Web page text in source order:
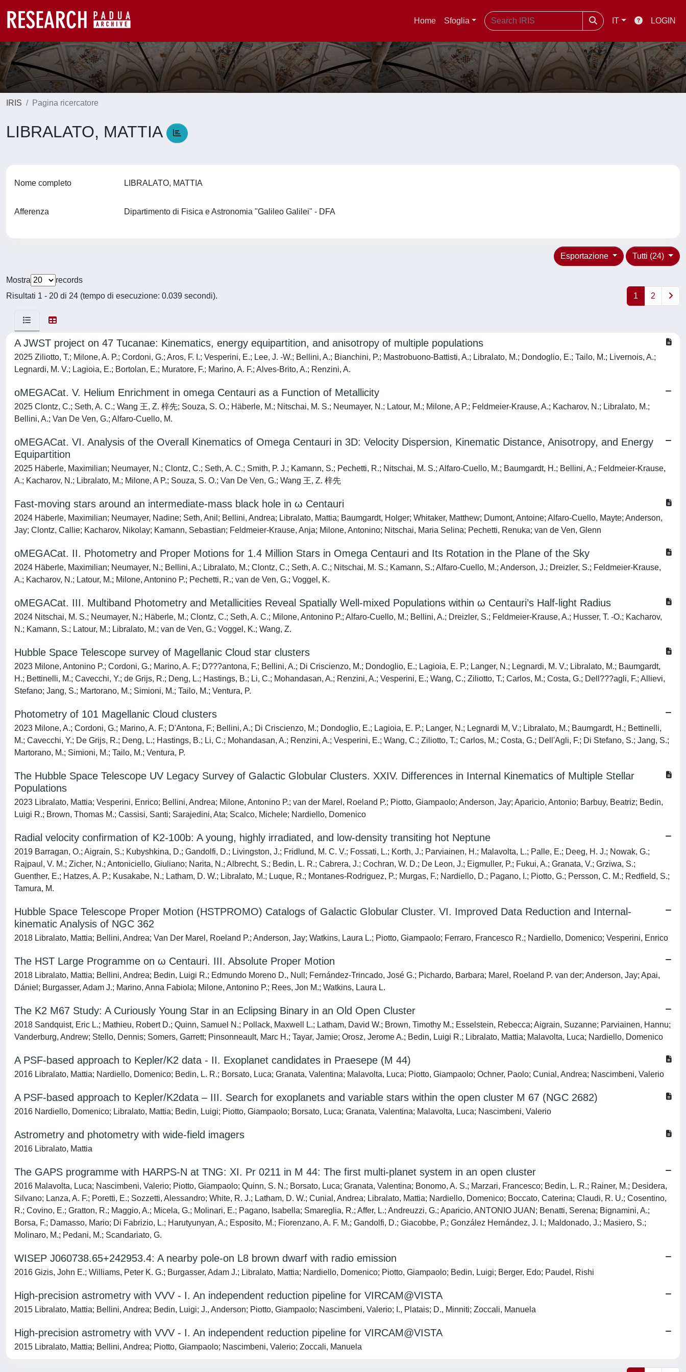
Home Sfoglia IT LOGIN
IRIS Pagina ricercatore
LIBRALATO, MATTIA
Nome completo LIBRALATO, MATTIA
Afferenza Dipartimento di Fisica e Astronomia "Galileo Galilei" - DFA
Tutti (24)
Esportazione
Mostra
records
Risultati 1 - 20 di 24 (tempo di esecuzione: 0.039 secondi).
1 2
A JWST project on 47 Tucanae: Kinematics, energy equipartition, and anisotropy of multiple populations
2025 Ziliotto, T.; Milone, A. P.; Cordoni, G.; Aros, F. I.; Vesperini, E.; Lee, J. -W.; Bellini, A.; Bianchini, P.; Mastrobuono-Battisti, A.; Libralato, M.; Dondoglio, E.; Tailo, M.; Livernois, A.;
Legnardi, M. V.; Lagioia, E.; Bortolan, E.; Muratore, F.; Marino, A. F.; Alves-Brito, A.; Renzini, A.
oMEGACat. V. Helium Enrichment in omega Centauri as a Function of Metallicity
2025 Clontz, C.; Seth, A. C.; Wang 王, Z. 梓先; Souza, S. O.; Häberle, M.; Nitschai, M. S.; Neumayer, N.; Latour, M.; Milone, A P.; Feldmeier-Krause, A.; Kacharov, N.; Libralato, M.;
Bellini, A.; Van De Ven, G.; Alfaro-Cuello, M.
oMEGACat. VI. Analysis of the Overall Kinematics of Omega Centauri in 3D: Velocity Dispersion, Kinematic Distance, Anisotropy, and Energy
Equipartition
2025 Häberle, Maximilian; Neumayer, N.; Clontz, C.; Seth, A. C.; Smith, P. J.; Kamann, S.; Pechetti, R.; Nitschai, M. S.; Alfaro-Cuello, M.; Baumgardt, H.; Bellini, A.; Feldmeier-Krause,
A.; Kacharov, N.; Libralato, M.; Milone, A P.; Souza, S. O.; Van De Ven, G.; Wang 王, Z. 梓先
Fast-moving stars around an intermediate-mass black hole in ω Centauri
2024 Häberle, Maximilian; Neumayer, Nadine; Seth, Anil; Bellini, Andrea; Libralato, Mattia; Baumgardt, Holger; Whitaker, Matthew; Dumont, Antoine; Alfaro-Cuello, Mayte; Anderson,
Jay; Clontz, Callie; Kacharov, Nikolay; Kamann, Sebastian; Feldmeier-Krause, Anja; Milone, Antonino; Nitschai, Maria Selina; Pechetti, Renuka; van de Ven, Glenn
oMEGACat. II. Photometry and Proper Motions for 1.4 Million Stars in Omega Centauri and Its Rotation in the Plane of the Sky
2024 Häberle, Maximilian; Neumayer, N.; Bellini, A.; Libralato, M.; Clontz, C.; Seth, A. C.; Nitschai, M. S.; Kamann, S.; Alfaro-Cuello, M.; Anderson, J.; Dreizler, S.; Feldmeier-Krause,
A.; Kacharov, N.; Latour, M.; Milone, Antonino P.; Pechetti, R.; van de Ven, G.; Voggel, K.
oMEGACat. III. Multiband Photometry and Metallicities Reveal Spatially Well-mixed Populations within ω Centauri’s Half-light Radius
2024 Nitschai, M. S.; Neumayer, N.; Häberle, M.; Clontz, C.; Seth, A. C.; Milone, Antonino P.; Alfaro-Cuello, M.; Bellini, A.; Dreizler, S.; Feldmeier-Krause, A.; Husser, T. -O.; Kacharov,
N.; Kamann, S.; Latour, M.; Libralato, M.; van de Ven, G.; Voggel, K.; Wang, Z.
Hubble Space Telescope survey of Magellanic Cloud star clusters
2023 Milone, Antonino P.; Cordoni, G.; Marino, A. F.; D???antona, F.; Bellini, A.; Di Criscienzo, M.; Dondoglio, E.; Lagioia, E. P.; Langer, N.; Legnardi, M. V.; Libralato, M.; Baumgardt,
H.; Bettinelli, M.; Cavecchi, Y.; de Grijs, R.; Deng, L.; Hastings, B.; Li, C.; Mohandasan, A.; Renzini, A.; Vesperini, E.; Wang, C.; Ziliotto, T.; Carlos, M.; Costa, G.; Dell???agli, F.; Allievi,
Stefano; Jang, S.; Martorano, M.; Simioni, M.; Tailo, M.; Ventura, P.
Photometry of 101 Magellanic Cloud clusters
2023 Milone, A.; Cordoni, G.; Marino, A. F.; D'Antona, F.; Bellini, A.; Di Criscienzo, M.; Dondoglio, E.; Lagioia, E. P.; Langer, N.; Legnardi M, V.; Libralato, M.; Baumgardt, H.; Bettinelli,
M.; Cavecchi, Y.; De Grijs, R.; Deng, L.; Hastings, B.; Li, C.; Mohandasan, A.; Renzini, A.; Vesperini, E.; Wang, C.; Ziliotto, T.; Carlos, M.; Costa, G.; Dell'Agli, F.; Di Stefano, S.; Jang, S.;
Martorano, M.; Simioni, M.; Tailo, M.; Ventura, P.
The Hubble Space Telescope UV Legacy Survey of Galactic Globular Clusters. XXIV. Differences in Internal Kinematics of Multiple Stellar
Populations
2023 Libralato, Mattia; Vesperini, Enrico; Bellini, Andrea; Milone, Antonino P.; van der Marel, Roeland P.; Piotto, Giampaolo; Anderson, Jay; Aparicio, Antonio; Barbuy, Beatriz; Bedin,
Luigi R.; Brown, Thomas M.; Cassisi, Santi; Sarajedini, Ata; Scalco, Michele; Nardiello, Domenico
Radial velocity confirmation of K2-100b: A young, highly irradiated, and low-density transiting hot Neptune
2019 Barragan, O.; Aigrain, S.; Kubyshkina, D.; Gandolfi, D.; Livingston, J.; Fridlund, M. C. V.; Fossati, L.; Korth, J.; Parviainen, H.; Malavolta, L.; Palle, E.; Deeg, H. J.; Nowak, G.;
Rajpaul, V. M.; Zicher, N.; Antoniciello, Giuliano; Narita, N.; Albrecht, S.; Bedin, L. R.; Cabrera, J.; Cochran, W. D.; De Leon, J.; Eigmuller, P.; Fukui, A.; Granata, V.; Grziwa, S.;
Guenther, E.; Hatzes, A. P.; Kusakabe, N.; Latham, D. W.; Libralato, M.; Luque, R.; Montanes-Rodriguez, P.; Murgas, F.; Nardiello, D.; Pagano, I.; Piotto, G.; Persson, C. M.; Redfield, S.;
Tamura, M.
Hubble Space Telescope Proper Motion (HSTPROMO) Catalogs of Galactic Globular Cluster. VI. Improved Data Reduction and Internal-
kinematic Analysis of NGC 362
2018 Libralato, Mattia; Bellini, Andrea; Van Der Marel, Roeland P.; Anderson, Jay; Watkins, Laura L.; Piotto, Giampaolo; Ferraro, Francesco R.; Nardiello, Domenico; Vesperini, Enrico
The HST Large Programme on ω Centauri. III. Absolute Proper Motion
2018 Libralato, Mattia; Bellini, Andrea; Bedin, Luigi R.; Edmundo Moreno D., Null; Fernández-Trincado, José G.; Pichardo, Barbara; Marel, Roeland P. van der; Anderson, Jay; Apai,
Dániel; Burgasser, Adam J.; Marino, Anna Fabiola; Milone, Antonino P.; Rees, Jon M.; Watkins, Laura L.
The K2 M67 Study: A Curiously Young Star in an Eclipsing Binary in an Old Open Cluster
2018 Sandquist, Eric L.; Mathieu, Robert D.; Quinn, Samuel N.; Pollack, Maxwell L.; Latham, David W.; Brown, Timothy M.; Esselstein, Rebecca; Aigrain, Suzanne; Parviainen, Hannu;
Vanderburg, Andrew; Stello, Dennis; Somers, Garrett; Pinsonneault, Marc H.; Tayar, Jamie; Orosz, Jerome A.; Bedin, Luigi R.; Libralato, Mattia; Malavolta, Luca; Nardiello, Domenico
A PSF-based approach to Kepler/K2 data - II. Exoplanet candidates in Praesepe (M 44)
2016 Libralato, Mattia; Nardiello, Domenico; Bedin, L. R.; Borsato, Luca; Granata, Valentina; Malavolta, Luca; Piotto, Giampaolo; Ochner, Paolo; Cunial, Andrea; Nascimbeni, Valerio
A PSF-based approach to Kepler/K2data – III. Search for exoplanets and variable stars within the open cluster M 67 (NGC 2682)
2016 Nardiello, Domenico; Libralato, Mattia; Bedin, Luigi; Piotto, Giampaolo; Borsato, Luca; Granata, Valentina; Malavolta, Luca; Nascimbeni, Valerio
Astrometry and photometry with wide-field imagers
2016 Libralato, Mattia
The GAPS programme with HARPS-N at TNG: XI. Pr 0211 in M 44: The first multi-planet system in an open cluster
2016 Malavolta, Luca; Nascimbeni, Valerio; Piotto, Giampaolo; Quinn, S. N.; Borsato, Luca; Granata, Valentina; Bonomo, A. S.; Marzari, Francesco; Bedin, L. R.; Rainer, M.; Desidera,
Silvano; Lanza, A. F.; Poretti, E.; Sozzetti, Alessandro; White, R. J.; Latham, D. W.; Cunial, Andrea; Libralato, Mattia; Nardiello, Domenico; Boccato, Caterina; Claudi, R. U.; Cosentino,
R.; Covino, E.; Gratton, R.; Maggio, A.; Micela, G.; Molinari, E.; Pagano, Isabella; Smareglia, R.; Affer, L.; Andreuzzi, G.; Aparicio, ANTONIO JUAN; Benatti, Serena; Bignamini, A.;
Borsa, F.; Damasso, Mario; Di Fabrizio, L.; Harutyunyan, A.; Esposito, M.; Fiorenzano, A. F. M.; Gandolfi, D.; Giacobbe, P.; González Hernández, J. I.; Maldonado, J.; Masiero, S.;
Molinaro, M.; Pedani, M.; Scandariato, G.
WISEP J060738.65+242953.4: A nearby pole-on L8 brown dwarf with radio emission
2016 Gizis, John E.; Williams, Peter K. G.; Burgasser, Adam J.; Libralato, Mattia; Nardiello, Domenico; Piotto, Giampaolo; Bedin, Luigi; Berger, Edo; Paudel, Rishi
High-precision astrometry with VVV - I. An independent reduction pipeline for VIRCAM@VISTA
2015 Libralato, Mattia; Bellini, Andrea; Bedin, Luigi; J., Anderson; Piotto, Giampaolo; Nascimbeni, Valerio; I., Platais; D., Minniti; Zoccali, Manuela
High-precision astrometry with VVV - I. An independent reduction pipeline for VIRCAM@VISTA
2015 Libralato, Mattia; Bellini, Andrea; Piotto, Giampaolo; Nascimbeni, Valerio; Zoccali, Manuela